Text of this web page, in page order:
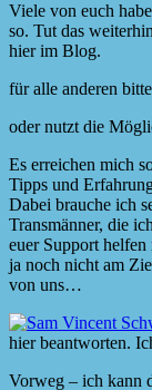
Viele von euch
so. Tut das
hier im Blog.
für alle anderen
oder nutzt die
Es erreichen mich
Tipps und
Dabei brauche ich
Transmänner, die
euer Support
ja noch nicht am
von uns…
hier beantworten.
Vorweg – ich kann